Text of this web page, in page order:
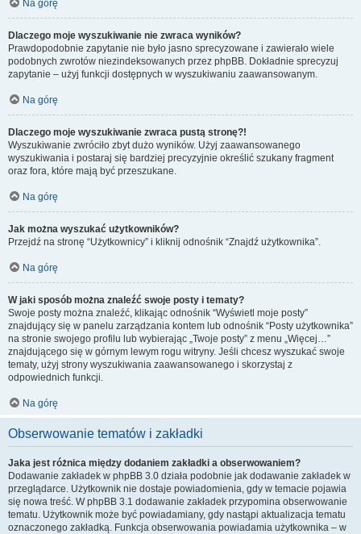
Na górę
Dlaczego moje wyszukiwanie nie zwraca wyników?
Prawdopodobnie zapytanie nie było jasno sprecyzowane i zawierało wiele
podobnych zwrotów niezindeksowanych przez phpBB. Dokładnie sprecyzuj
zapytanie – użyj funkcji dostępnych w wyszukiwaniu zaawansowanym.
Na górę
Dlaczego moje wyszukiwanie zwraca pustą stronę?!
Wyszukiwanie zwróciło zbyt dużo wyników. Użyj zaawansowanego
wyszukiwania i postaraj się bardziej precyzyjnie określić szukany fragment
oraz fora, które mają być przeszukane.
Na górę
Jak można wyszukać użytkowników?
Przejdź na stronę “Użytkownicy” i kliknij odnośnik “Znajdź użytkownika”.
Na górę
W jaki sposób można znaleźć swoje posty i tematy?
Swoje posty można znaleźć, klikając odnośnik “Wyświetl moje posty”
znajdujący się w panelu zarządzania kontem lub odnośnik “Posty użytkownika”
na stronie swojego profilu lub wybierając „Twoje posty” z menu „Więcej…”
znajdującego się w górnym lewym rogu witryny. Jeśli chcesz wyszukać swoje
tematy, użyj strony wyszukiwania zaawansowanego i skorzystaj z
odpowiednich funkcji.
Na górę
Obserwowanie tematów i zakładki
Jaka jest różnica między dodaniem zakładki a obserwowaniem?
Dodawanie zakładek w phpBB 3.0 działa podobnie jak dodawanie zakładek w
przeglądarce. Użytkownik nie dostaje powiadomienia, gdy w temacie pojawia
się nowa treść. W phpBB 3.1 dodawanie zakładek przypomina obserwowanie
tematu. Użytkownik może być powiadamiany, gdy nastąpi aktualizacja tematu
oznaczonego zakładką. Funkcja obserwowania powiadamia użytkownika – w